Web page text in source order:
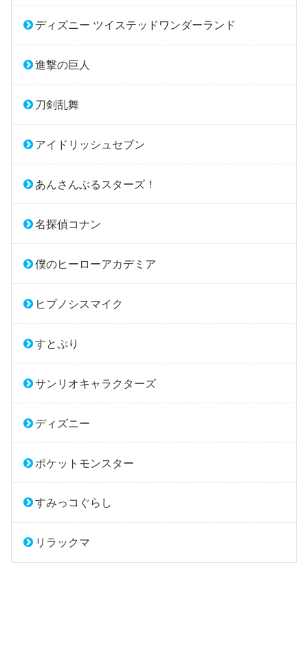
ディズニー ツイステッドワンダーランド
進撃の巨人
刀剣乱舞
アイドリッシュセブン
あんさんぶるスターズ！
名探偵コナン
僕のヒーローアカデミア
ヒプノシスマイク
すとぷり
サンリオキャラクターズ
ディズニー
ポケットモンスター
すみっコぐらし
リラックマ